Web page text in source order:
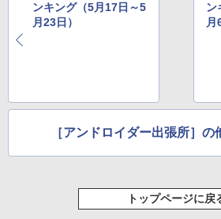
ンキング（5月17日～5
月23日）
ン
月
［アンドロイダー出張所］の
トップページに戻